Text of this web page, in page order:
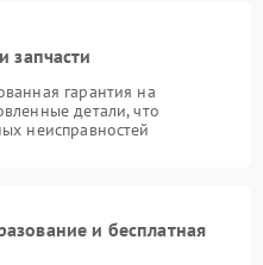
запчасти
гарантия на
детали, что
неисправностей
и бесплатная